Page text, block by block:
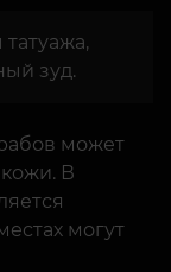
зуд.
может
В
могут